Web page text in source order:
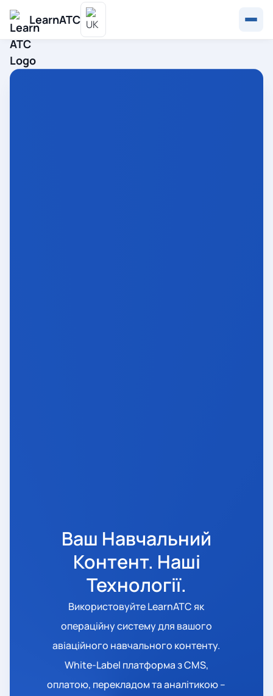
LearnATC
Ваш Навчальний
Контент. Наші
Технології.
Використовуйте LearnATC як
операційну систему для вашого
авіаційного навчального контенту.
White-Label платформа з CMS,
оплатою, перекладом та аналітикою –